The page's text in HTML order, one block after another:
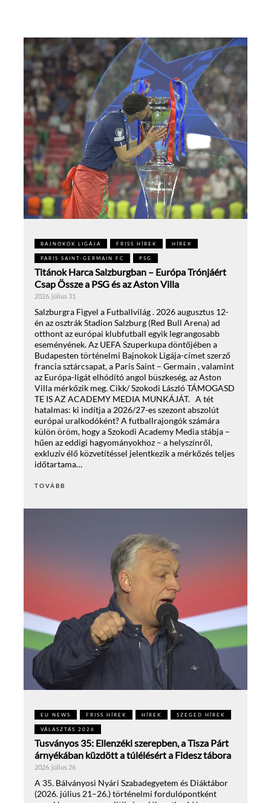
BAJNOKOK LIGÁJA FRISS HÍREK HÍREK
PARIS SAINT-GERMAIN FC PSG
Titánok Harca Salzburgban – Európa Trónjáért
Csap Össze a PSG és az Aston Villa
2026. július 31
Salzburgra Figyel a Futballvilág . 2026 augusztus 12-
én az osztrák Stadion Salzburg (Red Bull Arena) ad
otthont az európai klubfutball egyik legrangosabb
eseményének. Az UEFA Szuperkupa döntőjében a
Budapesten történelmi Bajnokok Ligája-címet szerző
francia sztárcsapat, a Paris Saint – Germain , valamint
az Európa-ligát elhódító angol büszkeség, az Aston
Villa mérkőzik meg. Cikk/ Szokodi László TÁMOGASD
TE IS AZ ACADEMY MEDIA MUNKÁJÁT. A tét
hatalmas: ki indítja a 2026/27-es szezont abszolút
európai uralkodóként? A futballrajongók számára
külön öröm, hogy a Szokodi Academy Media stábja –
hűen az eddigi hagyományokhoz – a helyszínről,
exkluzív élő közvetítéssel jelentkezik a mérkőzés teljes
időtartama…
TOVÁBB
EU NEWS FRISS HÍREK HÍREK SZEGED HÍREK
VÁLASZTÁS 2026
Tusványos 35: Ellenzéki szerepben, a Tisza Párt
árnyékában küzdött a túlélésért a Fidesz tábora
2026. július 26
A 35. Bálványosi Nyári Szabadegyetem és Diáktábor
(2026. július 21–26.) történelmi fordulópontként